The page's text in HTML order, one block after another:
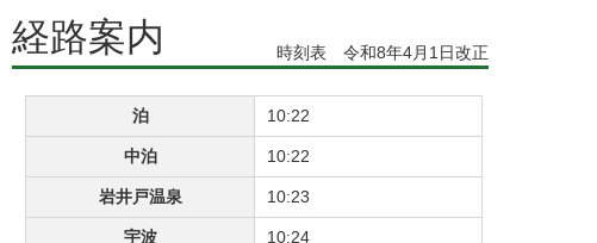
経路案内 時刻表 令和8年4月1日改正
泊 10:22
中泊 10:22
岩井戸温泉 10:23
宇波 10:24